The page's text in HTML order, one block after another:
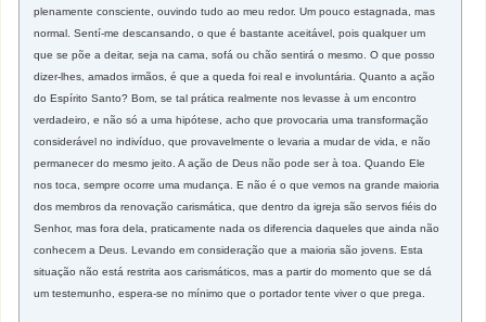
plenamente consciente, ouvindo tudo ao meu redor. Um pouco estagnada, mas
normal. Sentí-me descansando, o que é bastante aceitável, pois qualquer um
que se põe a deitar, seja na cama, sofá ou chão sentirá o mesmo. O que posso
dizer-lhes, amados irmãos, é que a queda foi real e involuntária. Quanto a ação
do Espírito Santo? Bom, se tal prática realmente nos levasse à um encontro
verdadeiro, e não só a uma hipótese, acho que provocaria uma transformação
considerável no indivíduo, que provavelmente o levaria a mudar de vida, e não
permanecer do mesmo jeito. A ação de Deus não pode ser à toa. Quando Ele
nos toca, sempre ocorre uma mudança. E não é o que vemos na grande maioria
dos membros da renovação carismática, que dentro da igreja são servos fiéis do
Senhor, mas fora dela, praticamente nada os diferencia daqueles que ainda não
conhecem a Deus. Levando em consideração que a maioria são jovens. Esta
situação não está restrita aos carismáticos, mas a partir do momento que se dá
um testemunho, espera-se no mínimo que o portador tente viver o que prega.